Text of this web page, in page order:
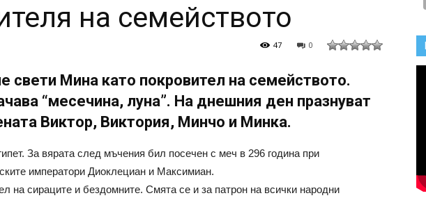
на семейството
0
47
свети Мина като покровител на семейството.
“месечина, луна”. На днешния ден празнуват
Виктор, Виктория, Минчо и Минка.
За вярата след мъчения бил посечен с меч в 296 година при
императори Диоклециан и Максимиан.
на сираците и бездомните. Смята се и за патрон на всички народни